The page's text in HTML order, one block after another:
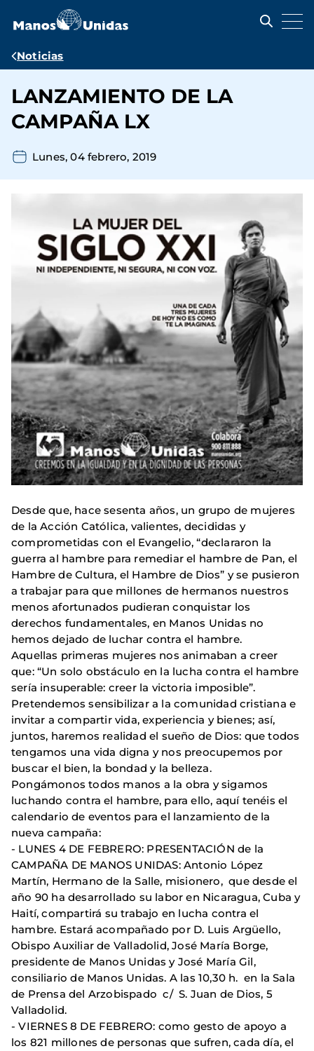
contenido
Ruta
navegación
Noticias
LANZAMIENTO DE LA
CAMPAÑA LX
Lunes, 04 febrero, 2019
Desde que, hace sesenta años, un grupo de mujeres
de la Acción Católica, valientes, decididas y
comprometidas con el Evangelio, “declararon la
guerra al hambre para remediar el hambre de Pan, el
Hambre de Cultura, el Hambre de Dios” y se pusieron
a trabajar para que millones de hermanos nuestros
menos afortunados pudieran conquistar los
derechos fundamentales, en Manos Unidas no
hemos dejado de luchar contra el hambre.
Aquellas primeras mujeres nos animaban a creer
que: “Un solo obstáculo en la lucha contra el hambre
sería insuperable: creer la victoria imposible”.
Pretendemos sensibilizar a la comunidad cristiana e
invitar a compartir vida, experiencia y bienes; así,
juntos, haremos realidad el sueño de Dios: que todos
tengamos una vida digna y nos preocupemos por
buscar el bien, la bondad y la belleza.
Pongámonos todos manos a la obra y sigamos
luchando contra el hambre, para ello, aquí tenéis el
calendario de eventos para el lanzamiento de la
nueva campaña:
- LUNES 4 DE FEBRERO: PRESENTACIÓN de la
CAMPAÑA DE MANOS UNIDAS: Antonio López
Martín, Hermano de la Salle, misionero, que desde el
año 90 ha desarrollado su labor en Nicaragua, Cuba y
Haití, compartirá su trabajo en lucha contra el
hambre. Estará acompañado por D. Luis Argüello,
Obispo Auxiliar de Valladolid, José María Borge,
presidente de Manos Unidas y José María Gil,
consiliario de Manos Unidas. A las 10,30 h. en la Sala
de Prensa del Arzobispado c/ S. Juan de Dios, 5
Valladolid.
- VIERNES 8 DE FEBRERO: como gesto de apoyo a
los 821 millones de personas que sufren, cada día, el